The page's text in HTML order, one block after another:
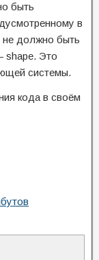
быть
в
не должно быть
shape. Это
системы.
кода в своём